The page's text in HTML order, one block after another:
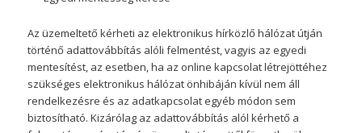
Az üzemeltető kérheti az elektronikus hírközlő hálózat útján
történő adattovábbítás alóli felmentést, vagyis az egyedi
mentesítést, az esetben, ha az online kapcsolat létrejöttéhez
szükséges elektronikus hálózat önhibáján kívül nem áll
rendelkezésre és az adatkapcsolat egyéb módon sem
biztosítható. Kizárólag az adattovábbítás alól kérhető a